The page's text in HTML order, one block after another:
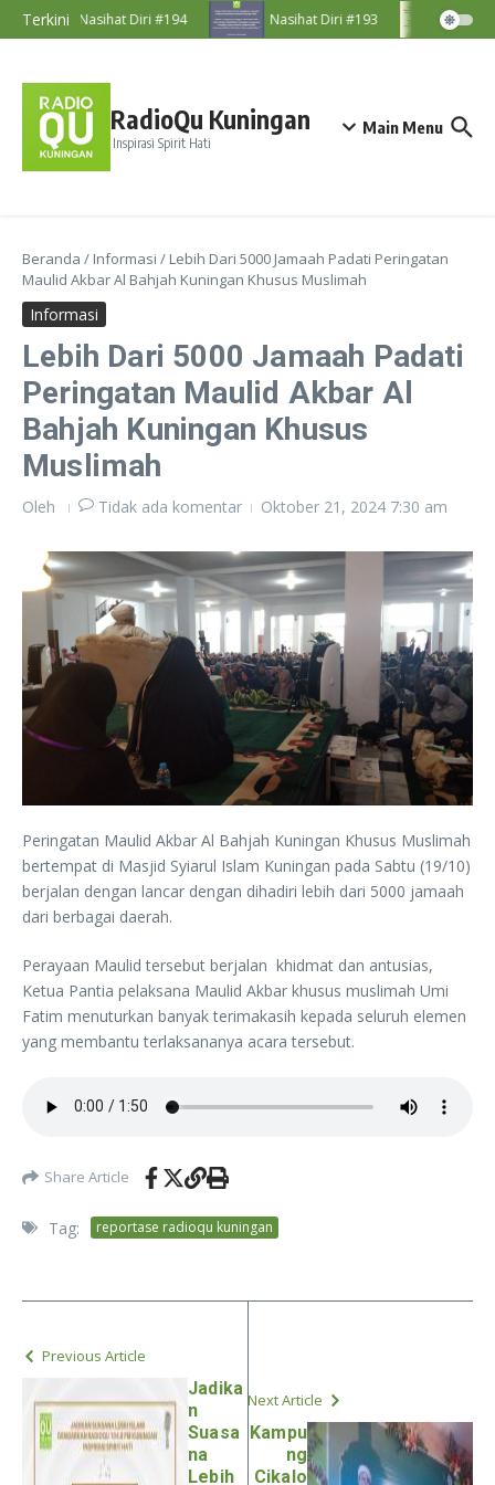
Lewati ke konten
Terkini Nasihat Diri #194 Nasihat Diri #193
RadioQu Kuningan
Inspirasi Spirit Hati
Main Menu
Beranda / Informasi / Lebih Dari 5000 Jamaah Padati Peringatan
Maulid Akbar Al Bahjah Kuningan Khusus Muslimah
Informasi
Lebih Dari 5000 Jamaah Padati
Peringatan Maulid Akbar Al
Bahjah Kuningan Khusus
Muslimah
Oleh Tidak ada komentar Oktober 21, 2024 7:30 am
Peringatan Maulid Akbar Al Bahjah Kuningan Khusus Muslimah
bertempat di Masjid Syiarul Islam Kuningan pada Sabtu (19/10)
berjalan dengan lancar dengan dihadiri lebih dari 5000 jamaah
dari berbagai daerah.
Perayaan Maulid tersebut berjalan khidmat dan antusias,
Ketua Pantia pelaksana Maulid Akbar khusus muslimah Umi
Fatim menuturkan banyak terimakasih kepada seluruh elemen
yang membantu terlaksananya acara tersebut.
Share Article
Tag: reportase radioqu kuningan
Previous Article
Jadika
n
Suasa
na
Lebih
Next Article
Kampu
ng
Cikalo